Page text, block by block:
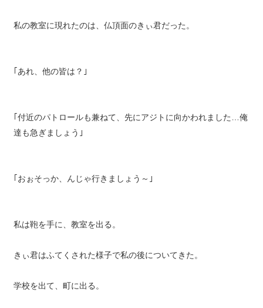
私の教室に現れたのは、仏頂面のきぃ君だった。
｢あれ、他の皆は？｣
｢付近のパトロールも兼ねて、先にアジトに向かわれました…俺
達も急ぎましょう｣
｢おぉそっか、んじゃ行きましょう～｣
私は鞄を手に、教室を出る。
きぃ君はふてくされた様子で私の後についてきた。
学校を出て、町に出る。